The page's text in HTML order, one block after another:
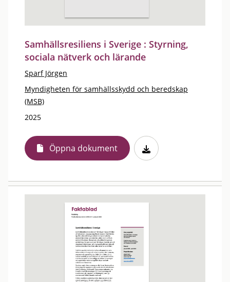
Samhällsresiliens i Sverige : Styrning,
sociala nätverk och lärande
Sparf Jörgen
Myndigheten för samhällsskydd och beredskap
(MSB)
2025
Öppna dokument